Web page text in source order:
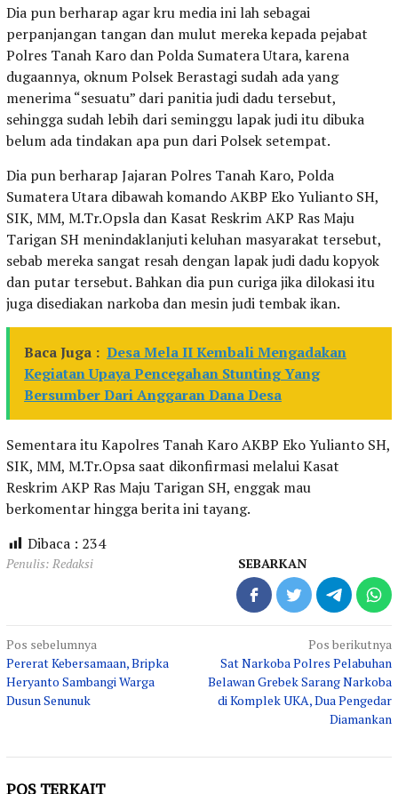
Dia pun berharap agar kru media ini lah sebagai
perpanjangan tangan dan mulut mereka kepada pejabat
Polres Tanah Karo dan Polda Sumatera Utara, karena
dugaannya, oknum Polsek Berastagi sudah ada yang
menerima “sesuatu” dari panitia judi dadu tersebut,
sehingga sudah lebih dari seminggu lapak judi itu dibuka
belum ada tindakan apa pun dari Polsek setempat.
Dia pun berharap Jajaran Polres Tanah Karo, Polda
Sumatera Utara dibawah komando AKBP Eko Yulianto SH,
SIK, MM, M.Tr.Opsla dan Kasat Reskrim AKP Ras Maju
Tarigan SH menindaklanjuti keluhan masyarakat tersebut,
sebab mereka sangat resah dengan lapak judi dadu kopyok
dan putar tersebut. Bahkan dia pun curiga jika dilokasi itu
juga disediakan narkoba dan mesin judi tembak ikan.
Baca Juga : Desa Mela II Kembali Mengadakan
Kegiatan Upaya Pencegahan Stunting Yang
Bersumber Dari Anggaran Dana Desa
Sementara itu Kapolres Tanah Karo AKBP Eko Yulianto SH,
SIK, MM, M.Tr.Opsa saat dikonfirmasi melalui Kasat
Reskrim AKP Ras Maju Tarigan SH, enggak mau
berkomentar hingga berita ini tayang.
Dibaca : 234
Penulis: Redaksi SEBARKAN
Navigasi
pos
Pos sebelumnya
Pererat Kebersamaan, Bripka
Heryanto Sambangi Warga
Dusun Senunuk
Pos berikutnya
Sat Narkoba Polres Pelabuhan
Belawan Grebek Sarang Narkoba
di Komplek UKA, Dua Pengedar
Diamankan
POS TERKAIT